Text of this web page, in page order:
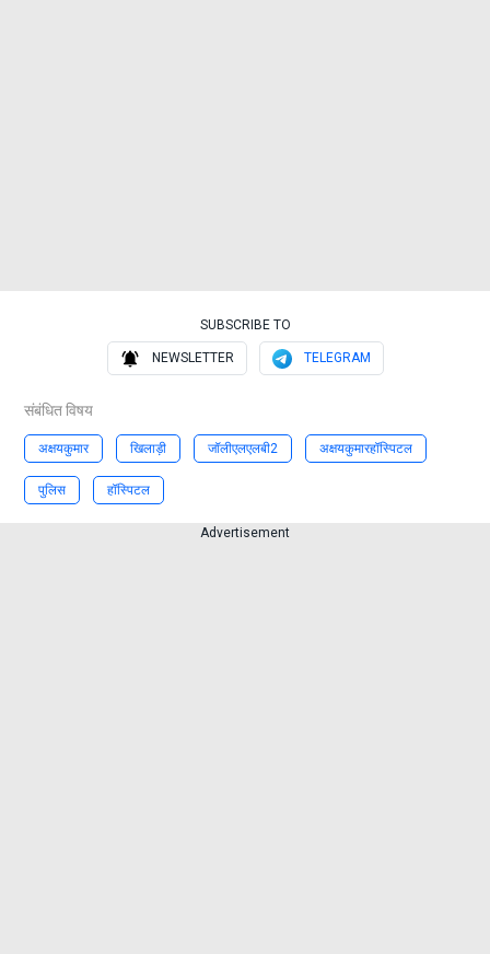
SUBSCRIBE TO
NEWSLETTER TELEGRAM
संबंधित विषय
अक्षयकुमार खिलाड़ी जॉलीएलएलबी2 अक्षयकुमारहॉस्पिटल
पुलिस हॉस्पिटल
Advertisement